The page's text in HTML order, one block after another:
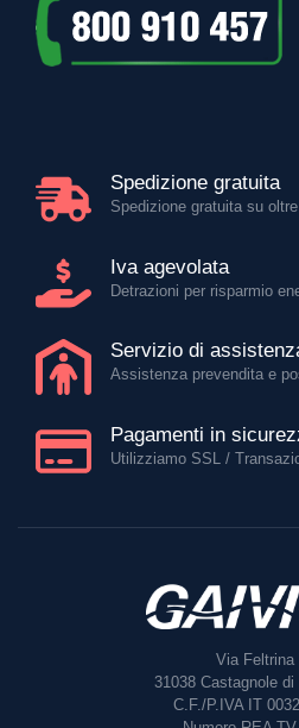
Spedizione gratuita
Spedizione gratuita su
Iva agevolata
Detrazioni per risparmio
Servizio di
Assistenza prevendita e
Pagamenti in
Utilizziamo SSL /
Via Feltrina
31038 Castagnole
C.F./P.IVA IT